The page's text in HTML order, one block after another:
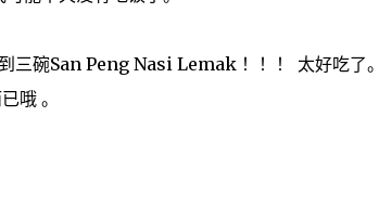
三碗San Peng Nasi Lemak ！！！ 太好吃了。
哦 。